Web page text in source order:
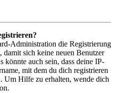
Administration die Registrierung
damit sich keine neuen Benutzer
könnte auch sein, dass deine IP-
mit dem du dich registrieren
Um Hilfe zu erhalten, wende dich